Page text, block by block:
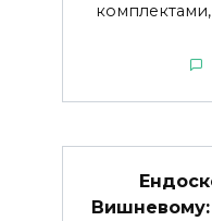
Вишневому: